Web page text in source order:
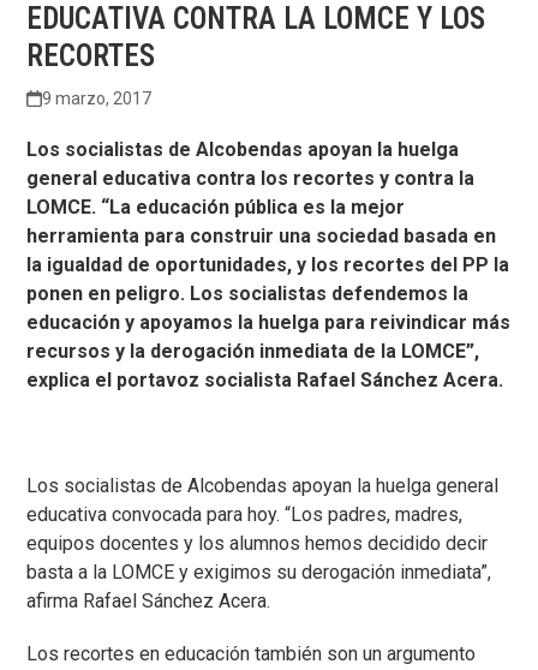
EDUCATIVA CONTRA LA LOMCE Y LOS
RECORTES
9 marzo, 2017
Los socialistas de Alcobendas apoyan la huelga
general educativa contra los recortes y contra la
LOMCE. “La educación pública es la mejor
herramienta para construir una sociedad basada en
la igualdad de oportunidades, y los recortes del PP la
ponen en peligro. Los socialistas defendemos la
educación y apoyamos la huelga para reivindicar más
recursos y la derogación inmediata de la LOMCE”,
explica el portavoz socialista Rafael Sánchez Acera.
Los socialistas de Alcobendas apoyan la huelga general
educativa convocada para hoy. “Los padres, madres,
equipos docentes y los alumnos hemos decidido decir
basta a la LOMCE y exigimos su derogación inmediata”,
afirma Rafael Sánchez Acera.
Los recortes en educación también son un argumento